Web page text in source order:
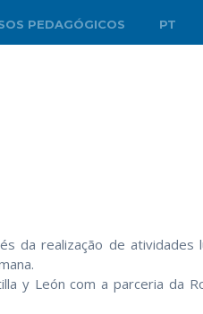
PEDAGÓGICOS PT
da realização de
y León com a parceria da